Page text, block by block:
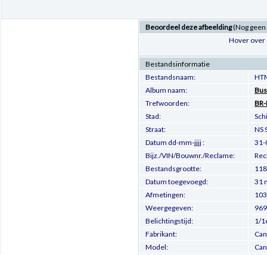
Beoordeel deze afbeelding(Nog
Hover over
Bestandsinformatie
Bestandsnaam:
Album naam:
Trefwoorden:
Stad:
Straat:
NS
Datum dd-mm-jjjj :
31-
Bijz./VIN/Bouwnr./Reclame:
Bestandsgrootte:
Datum toegevoegd:
31
Afmetingen:
Weergegeven:
Belichtingstijd:
1/
Fabrikant:
Model: